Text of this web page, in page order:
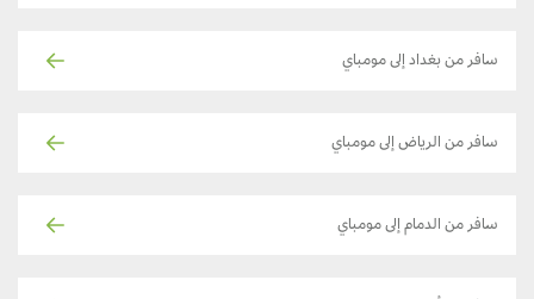
سافر من بغداد إلى مومباي
سافر من الرياض إلى مومباي
سافر من الدمام إلى مومباي